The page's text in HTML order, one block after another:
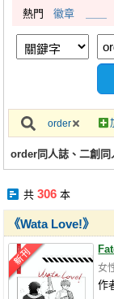
交流
攤位轉
會員中心
註冊
熱門 徽章
order
order同人誌、二創同
共 306本
《Wata Love!》
女
作